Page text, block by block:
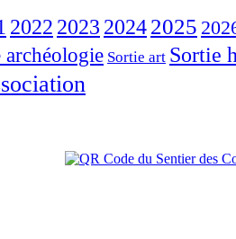
2022 2023 20242025
archéologie Sortie art Sortie